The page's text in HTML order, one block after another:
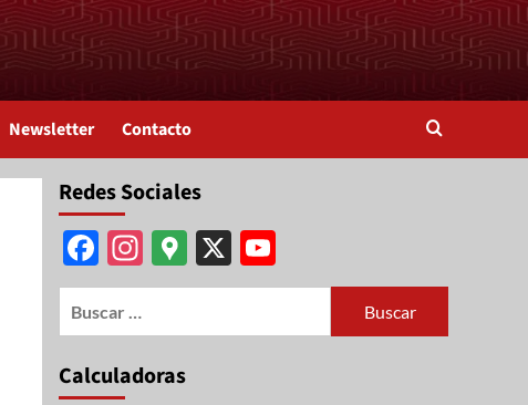
Newsletter Contacto
Redes Sociales
Facebook
Instagram
Google
Maps
X YouTube
Channel
Calculadoras